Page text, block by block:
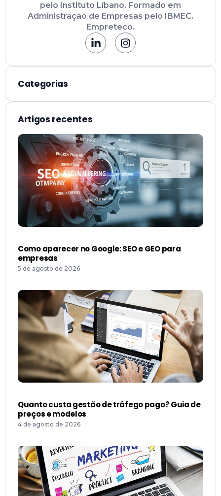
pelo Instituto Líbano. Formado em
Administração de Empresas pelo IBMEC.
Empreteco.
Categorias
Artigos recentes
Como aparecer no Google: SEO e GEO para
empresas
5 de agosto de 2026
Quanto custa gestão de tráfego pago? Guia de
preços e modelos
4 de agosto de 2026